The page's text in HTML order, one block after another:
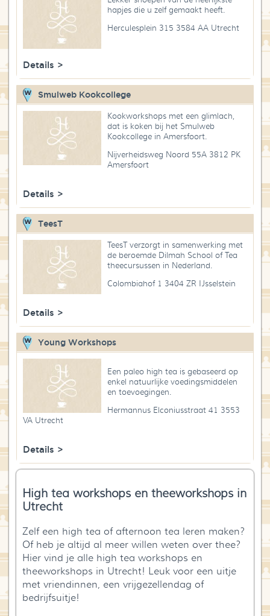
hapjes die u zelf gemaakt heeft.
Herculesplein 315 3584 AA Utrecht
Details >
Smulweb Kookcollege
Kookworkshops met een glimlach,
dat is koken bij het Smulweb
Kookcollege in Amersfoort.
Nijverheidsweg Noord 55A 3812 PK
Amersfoort
Details >
TeesT
TeesT verzorgt in samenwerking met
de beroemde Dilmah School of Tea
theecursussen in Nederland.
Colombiahof 1 3404 ZR IJsselstein
Details >
Young Workshops
Een paleo high tea is gebaseerd op
enkel natuurlijke voedingsmiddelen
en toevoegingen.
Hermannus Elconiusstraat 41 3553
VA Utrecht
Details >
High tea workshops en theeworkshops in
Utrecht
Zelf een high tea of afternoon tea leren maken?
Of heb je altijd al meer willen weten over thee?
Hier vind je alle high tea workshops en
theeworkshops in Utrecht! Leuk voor een uitje
met vriendinnen, een vrijgezellendag of
bedrijfsuitje!